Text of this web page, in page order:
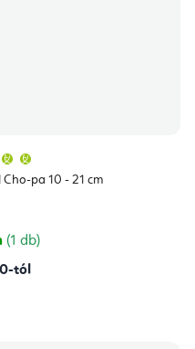
pa 10 - 21 cm
átlagos
értékelése
csillag.
(1 db)
tól